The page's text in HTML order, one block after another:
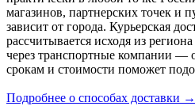
магазинов, партнерских точек и
зависит от города. Курьерская
рассчитывается исходя из
через транспортные компании —
срокам и стоимости поможет
Подробнее о способах доставки →